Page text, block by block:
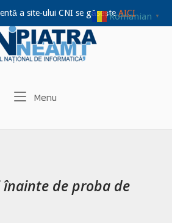
a site-ului CNI se găseșteAICI
Menu
de proba de
Romanian ▼